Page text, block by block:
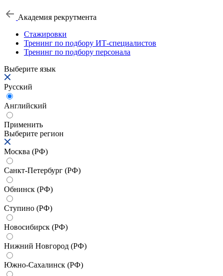
Академия рекрутмента
Стажировки
Тренинг по подбору ИТ-специалистов
Тренинг по подбору персонала
Выберите язык
Русский
Английский
Применить
Выберите регион
Москва (РФ)
Санкт-Петербург (РФ)
Обнинск (РФ)
Ступино (РФ)
Новосибирск (РФ)
Нижний Новгород (РФ)
Южно-Сахалинск (РФ)